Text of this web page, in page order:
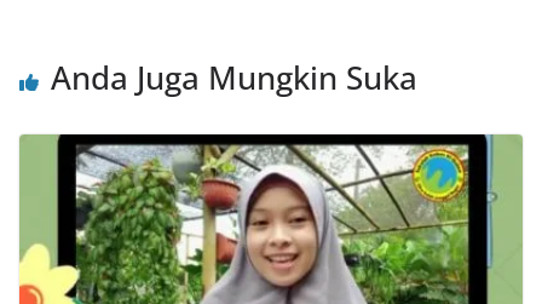
Anda Juga Mungkin Suka